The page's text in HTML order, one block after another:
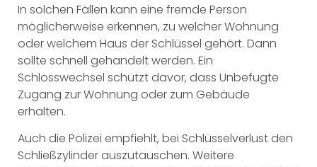
In solchen Fällen kann eine fremde Person
möglicherweise erkennen, zu welcher Wohnung
oder welchem Haus der Schlüssel gehört. Dann
sollte schnell gehandelt werden. Ein
Schlosswechsel schützt davor, dass Unbefugte
Zugang zur Wohnung oder zum Gebäude
erhalten.
Auch die Polizei empfiehlt, bei Schlüsselverlust den
Schließzylinder auszutauschen. Weitere